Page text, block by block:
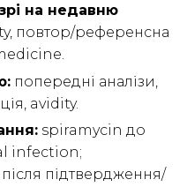
на недавню
повтор/референсна
попередні аналізи,
avidity.
spiramycin до
infection;
підтвердження/